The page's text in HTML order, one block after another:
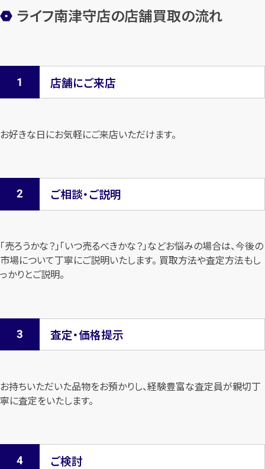
ライフ南津守店の店舗買取の流れ
店舗にご来店
お好きな日にお気軽にご来店いただけます。
ご相談・ご説明
「売ろうかな？」「いつ売るべきかな？」などお悩みの場合は、今後の
市場について丁寧にご説明いたします。 買取方法や査定方法もし
っかりとご説明。
査定・価格提示
お持ちいただいた品物をお預かりし、経験豊富な査定員が親切丁
寧に査定をいたします。
ご検討